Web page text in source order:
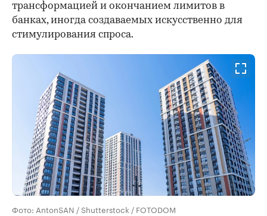
трансформацией и окончанием лимитов в
банках, иногда создаваемых искусственно для
стимулирования спроса.
Фото: AntonSAN / Shutterstock / FOTODOM